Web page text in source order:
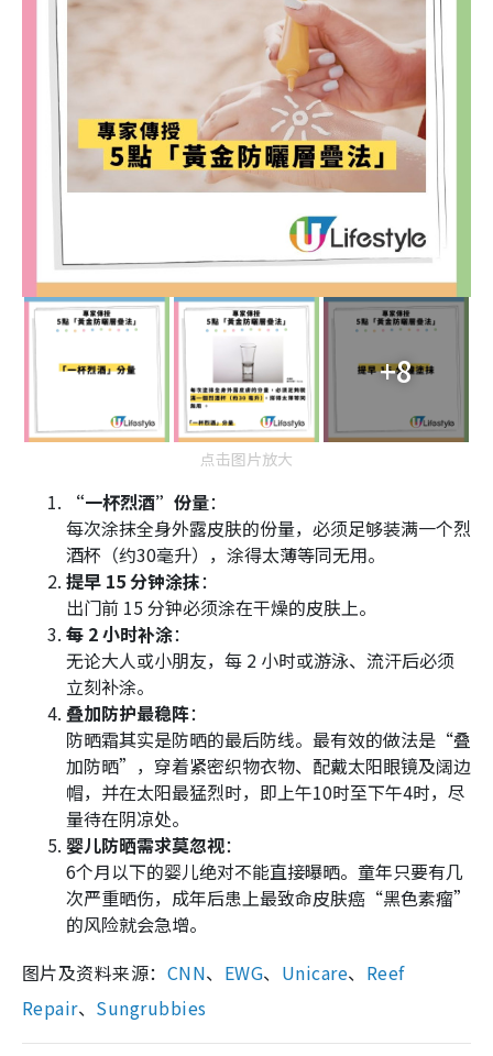
+8
点击图片放大
“一杯烈酒”份量：
每次涂抹全身外露皮肤的份量，必须足够装满一个烈
酒杯（约30毫升），涂得太薄等同无用。
提早 15 分钟涂抹：
出门前 15 分钟必须涂在干燥的皮肤上。
每 2 小时补涂：
无论大人或小朋友，每 2 小时或游泳、流汗后必须
立刻补涂。
叠加防护最稳阵：
防晒霜其实是防晒的最后防线。最有效的做法是“叠
加防晒”，穿着紧密织物衣物、配戴太阳眼镜及阔边
帽，并在太阳最猛烈时，即上午10时至下午4时，尽
量待在阴凉处。
婴儿防晒需求莫忽视：
6个月以下的婴儿绝对不能直接曝晒。童年只要有几
次严重晒伤，成年后患上最致命皮肤癌“黑色素瘤”
的风险就会急增。
图片及资料来源： CNN、 EWG、 Unicare、 Reef
Repair、 Sungrubbies